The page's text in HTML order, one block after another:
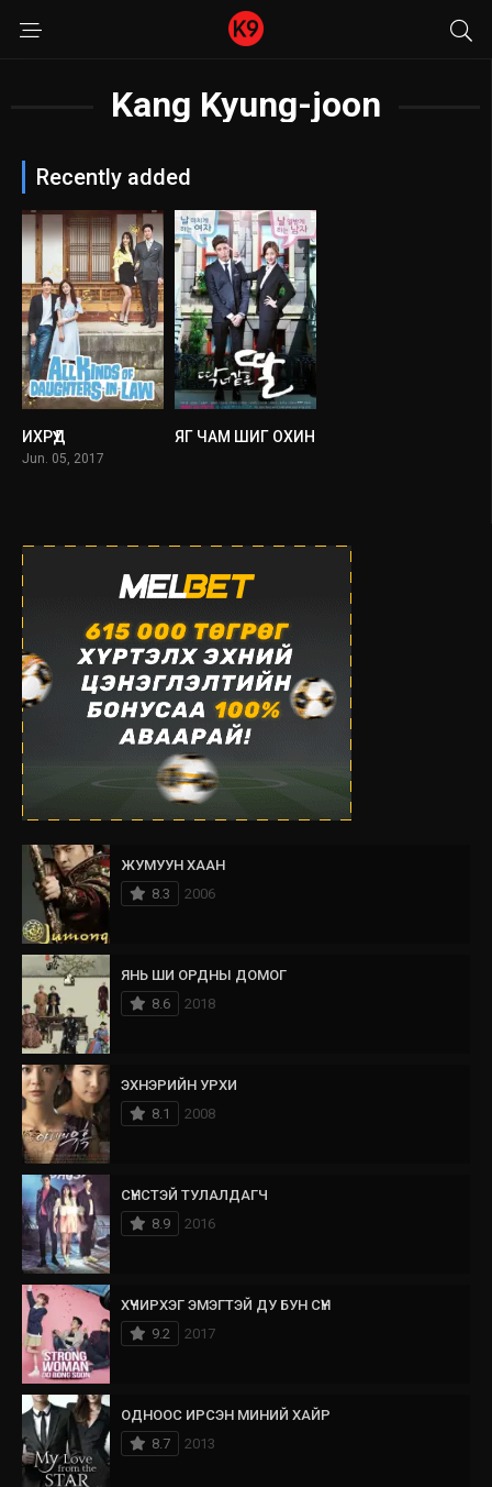
Kang Kyung-joon
Recently added
ИХРҮҮД
Jun. 05, 2017
0
ЯГ ЧАМ ШИГ ОХИН
ЖУМУУН ХААН
8.3
2006
ЯНЬ ШИ ОРДНЫ ДОМОГ
8.6
2018
ЭХНЭРИЙН УРХИ
8.1
2008
СҮНСТЭЙ ТУЛАЛДАГЧ
8.9
2016
ХҮЧИРХЭГ ЭМЭГТЭЙ ДУ БУН СҮН
9.2
2017
ОДНООС ИРСЭН МИНИЙ ХАЙР
8.7
2013